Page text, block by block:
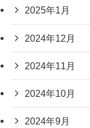
2025年1月
2024年12月
2024年11月
2024年10月
2024年9月